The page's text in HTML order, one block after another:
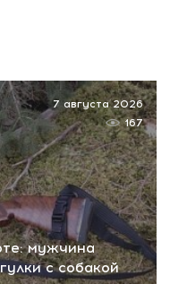
мужчина
с собакой
7 августа 2026
167